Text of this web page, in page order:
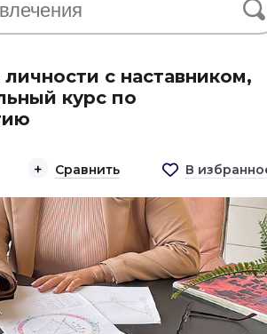
личности с наставником,
курс по
Сравнить В